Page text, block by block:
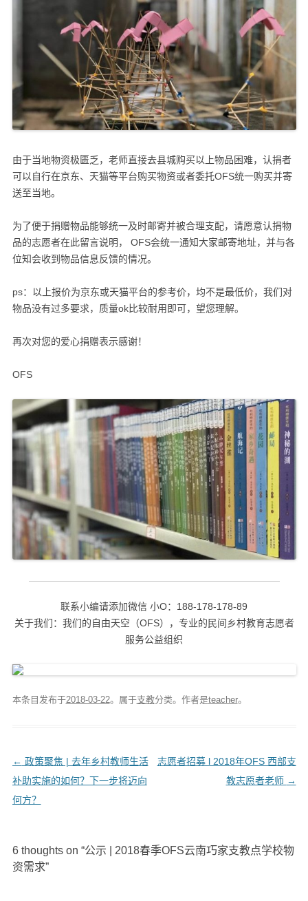
由于当地物资极匮乏，老师直接去县城购买以上物品困难，认捐者
可以自行在京东、天猫等平台购买物资或者委托OFS统一购买并寄
送至当地。
为了便于捐赠物品能够统一及时邮寄并被合理支配，请愿意认捐物
品的志愿者在此留言说明， OFS会统一通知大家邮寄地址，并与各
位知会收到物品信息反馈的情况。
ps：以上报价为京东或天猫平台的参考价，均不是最低价，我们对
物品没有过多要求，质量ok比较耐用即可，望您理解。
再次对您的爱心捐赠表示感谢！
OFS
联系小编请添加微信 小O：188-178-178-89
关于我们：我们的自由天空（OFS），专业的民间乡村教育志愿者
服务公益组织
本条目发布于2018-03-22。属于支教分类。 作者是teacher。
文
章
导
← 政策聚焦 | 去年乡村教师生活
补助实施的如何？下一步将迈向
何方？
志愿者招募 l 2018年OFS 西部支
教志愿者老师 →
6 thoughts on “公示 | 2018春季OFS云南巧家支教点学校物
资需求”